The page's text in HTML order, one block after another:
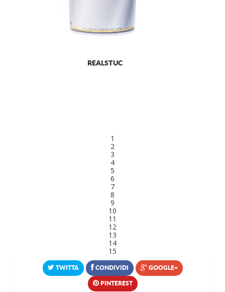
REALSTUC
1
2
3
4
5
6
7
8
9
10
11
12
13
14
15
TWITTA CONDIVIDI GOOGLE+
PINTEREST